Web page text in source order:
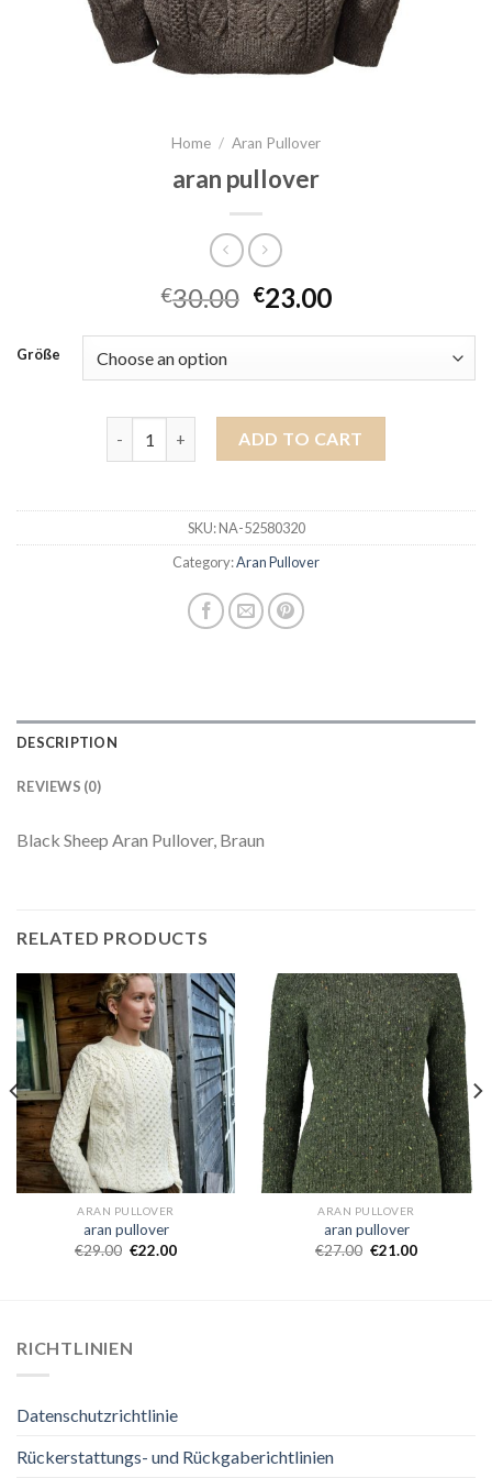
Home / Aran Pullover
aran pullover
€30.00 €23.00
Größe
aran pullover quantityADD TO CART
SKU:NA-52580320
Category:Aran Pullover
DESCRIPTION
REVIEWS (0)
Black Sheep Aran Pullover, Braun
RELATED PRODUCTS
ARAN PULLOVER
aran pullover
€29.00 €22.00
ARAN PULLOVER
aran pullover
€27.00 €21.00
RICHTLINIEN
Datenschutzrichtlinie
Rückerstattungs- und Rückgaberichtlinien